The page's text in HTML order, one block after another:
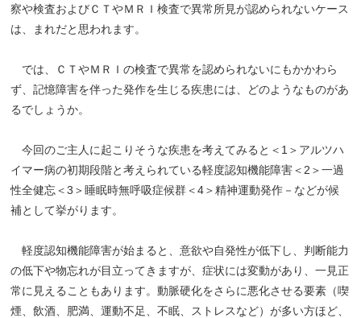
察や検査およびＣＴやＭＲＩ検査で異常所見が認められないケース
は、まれだと思われます。
では、ＣＴやＭＲＩの検査で異常を認められないにもかかわら
ず、記憶障害を伴った発作を生じる疾患には、どのようなものがあ
るでしょうか。
今回のご主人に起こりそうな疾患を考えてみると＜1＞アルツハ
イマー病の初期段階と考えられている軽度認知機能障害＜2＞一過
性全健忘＜3＞睡眠時無呼吸症候群＜4＞精神運動発作－などが候
補として挙がります。
軽度認知機能障害が始まると、意欲や自発性が低下し、判断能力
の低下や物忘れが目立ってきますが、症状には変動があり、一見正
常に見えることもあります。動脈硬化をさらに悪化させる要素（喫
煙、飲酒、肥満、運動不足、不眠、ストレスなど）が多い方ほど、